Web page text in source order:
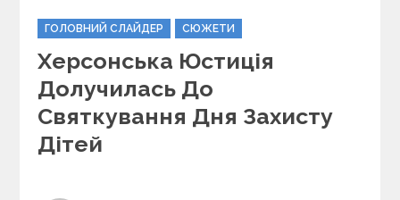
C
a
t
e
g
o
r
i
ГОЛОВНИЙ СЛАЙДЕР СЮЖЕТИ
Херсонська Юстиція
Долучилась До
Святкування Дня Захисту
Дітей